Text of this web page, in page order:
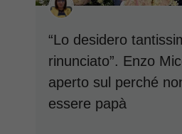
“Lo desidero
rinunciato”. Enzo
aperto sul perché
essere papà